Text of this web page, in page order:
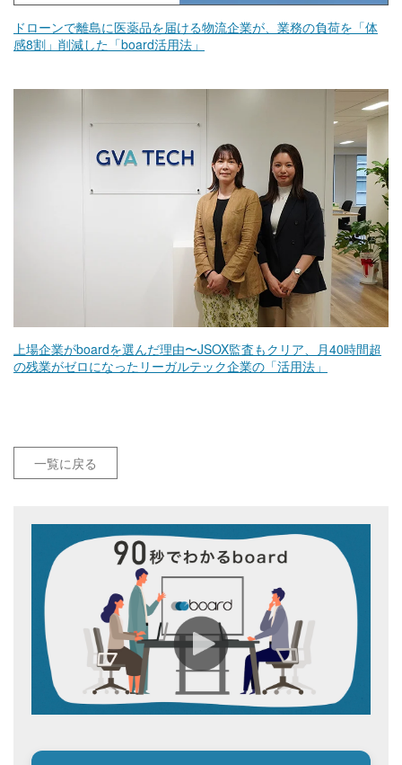
ドローンで離島に医薬品を届ける物流企業が、業務の負荷を「体
感8割」削減した「board活用法」
上場企業がboardを選んだ理由〜JSOX監査もクリア、月40時間超
の残業がゼロになったリーガルテック企業の「活用法」
一覧に戻る